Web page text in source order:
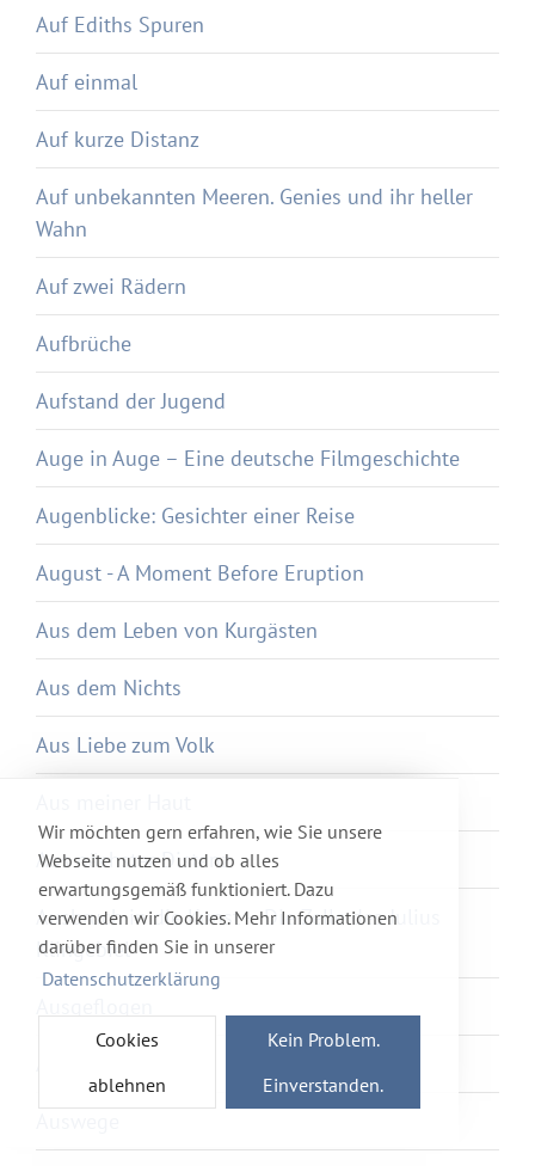
Wir möchten gern erfahren, wie Sie unsere
Webseite nutzen und ob alles
erwartungsgemäß funktioniert. Dazu
verwenden wir Cookies. Mehr Informationen
darüber finden Sie in unserer
Datenschutzerklärung
Cookies
ablehnen
Kein Problem.
Einverstanden.
Auf Ediths Spuren
Auf einmal
Auf kurze Distanz
Auf unbekannten Meeren. Genies und ihr heller
Wahn
Auf zwei Rädern
Aufbrüche
Aufstand der Jugend
Auge in Auge – Eine deutsche Filmgeschichte
Augenblicke: Gesichter einer Reise
August - A Moment Before Eruption
Aus dem Leben von Kurgästen
Aus dem Nichts
Aus Liebe zum Volk
Aus nächster Distanz
Ausbruch in die Kunst – Die Zelle des Julius
Klingebiel